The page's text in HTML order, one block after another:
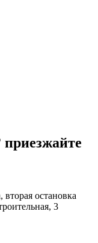
приезжайте
остановка
3